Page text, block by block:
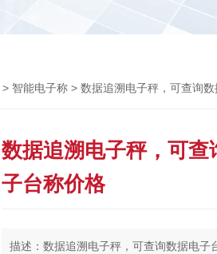
> 智能电子称 > 数据追溯电子秤，可查询
数据追溯电子秤，可查
子台称价格
描述：数据追溯电子秤，可查询数据电子